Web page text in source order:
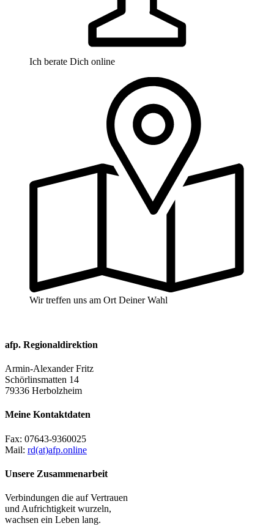
Ich berate Dich online
Wir treffen uns am Ort Deiner Wahl
afp. Regionaldirektion
Armin-Alexander Fritz
Schörlinsmatten 14
79336 Herbolzheim
Meine Kontaktdaten
Fax: 07643-9360025
Mail: rd(at)afp.online
Unsere Zusammenarbeit
Verbindungen die auf Vertrauen
und Aufrichtigkeit wurzeln,
wachsen ein Leben lang.